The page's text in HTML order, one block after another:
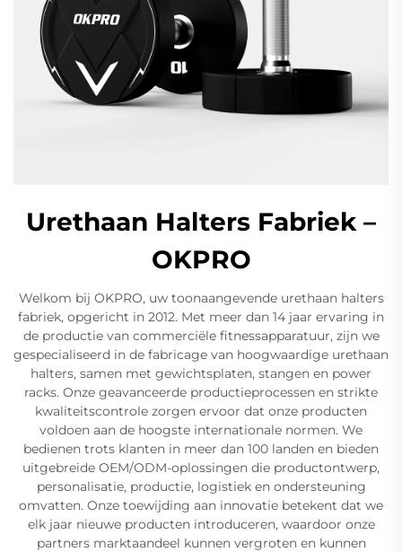
Urethaan Halters Fabriek –
OKPRO
Welkom bij OKPRO, uw toonaangevende urethaan halters
fabriek, opgericht in 2012. Met meer dan 14 jaar ervaring in
de productie van commerciële fitnessapparatuur, zijn we
gespecialiseerd in de fabricage van hoogwaardige urethaan
halters, samen met gewichtsplaten, stangen en power
racks. Onze geavanceerde productieprocessen en strikte
kwaliteitscontrole zorgen ervoor dat onze producten
voldoen aan de hoogste internationale normen. We
bedienen trots klanten in meer dan 100 landen en bieden
uitgebreide OEM/ODM-oplossingen die productontwerp,
personalisatie, productie, logistiek en ondersteuning
omvatten. Onze toewijding aan innovatie betekent dat we
elk jaar nieuwe producten introduceren, waardoor onze
partners marktaandeel kunnen vergroten en kunnen